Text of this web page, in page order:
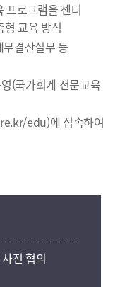
프로그램을 센터
교육 방식
결산실무 등
(국가회계 전문교육
edu)에 접속하여
전 협의